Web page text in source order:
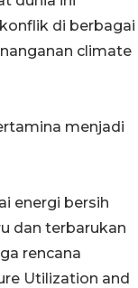
di berbagai
climate
menjadi
energi bersih
dan terbarukan
rencana
Utilization and